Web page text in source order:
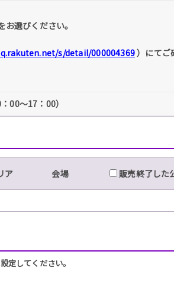
選びください。
s/detail/000004369）にてご
00～17：00）
ア 会場 販売終了した
してください。